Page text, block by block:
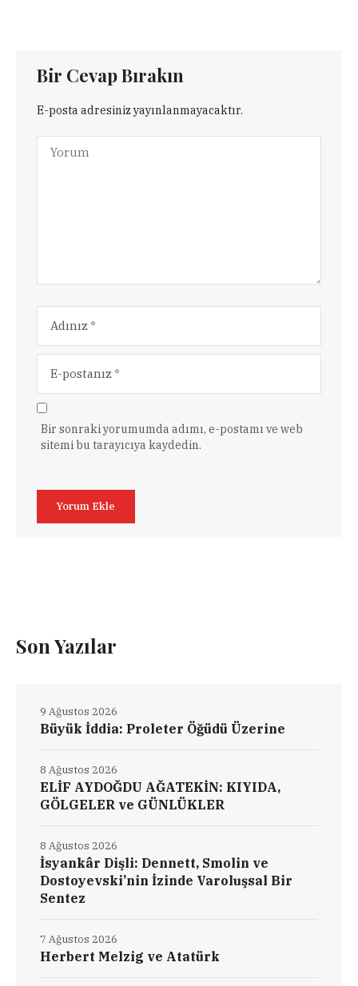
Bir Cevap Bırakın
E-posta adresiniz yayınlanmayacaktır.
Bir sonraki yorumumda adımı, e-postamı ve web
sitemi bu tarayıcıya kaydedin.
Son Yazılar
Büyük İddia: Proleter Öğüdü Üzerine
9 Ağustos 2026
ELİF AYDOĞDU AĞATEKİN: KIYIDA,
GÖLGELER ve GÜNLÜKLER
8 Ağustos 2026
İsyankâr Dişli: Dennett, Smolin ve
Dostoyevski’nin İzinde Varoluşsal Bir
Sentez
8 Ağustos 2026
Herbert Melzig ve Atatürk
7 Ağustos 2026